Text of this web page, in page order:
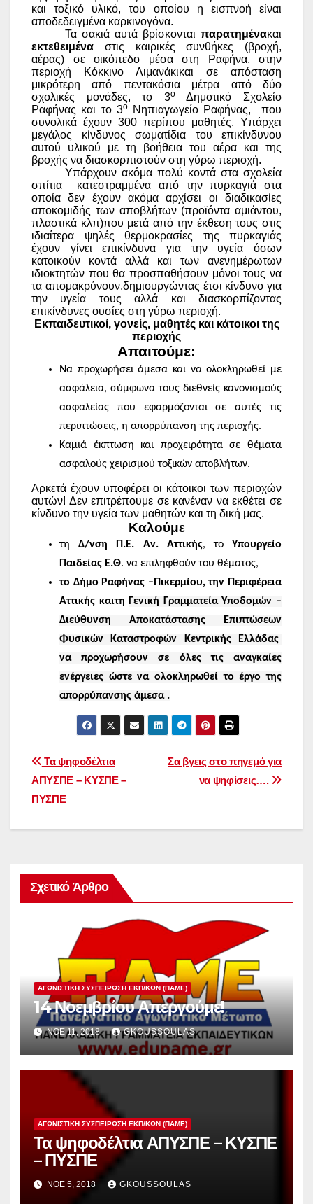
και τοξικό υλικό, του οποίου η εισπνοή είναι
αποδεδειγμένα καρκινογόνα.
Τα σακιά αυτά βρίσκονται παρατημένακαι
εκτεθειμένα στις καιρικές συνθήκες (βροχή,
αέρας) σε οικόπεδο μέσα στη Ραφήνα, στην
περιοχή Κόκκινο Λιμανάκικαι σε απόσταση
μικρότερη από πεντακόσια μέτρα από δύο
σχολικές μονάδες, το 3οΔημοτικό Σχολείο
Ραφήνας και το 3οΝηπιαγωγείο Ραφήνας,
που
συνολικά έχουν 300 περίπου μαθητές. Υπάρχει
μεγάλος κίνδυνος σωματίδια του επικίνδυνου
αυτού υλικού με τη βοήθεια του αέρα και της
βροχής να διασκορπιστούν στη γύρω περιοχή.
Υπάρχουν ακόμα πολύ κοντά στα σχολεία
σπίτια
κατεστραμμένα από την πυρκαγιά στα
οποία δεν έχουν ακόμα αρχίσει οι διαδικασίες
αποκομιδής των αποβλήτων (προϊόντα αμιάντου,
πλαστικά κλπ)που μετά από την έκθεση τους στις
ιδιαίτερα ψηλές θερμοκρασίες της πυρκαγιάς
έχουν γίνει επικίνδυνα για την υγεία όσων
κατοικούν κοντά αλλά και των ανενημέρωτων
ιδιοκτητών που θα προσπαθήσουν μόνοι τους να
τα απομακρύνουν,δημιουργώντας έτσι κίνδυνο για
την υγεία τους αλλά και διασκορπίζοντας
επικίνδυνες ουσίες στη γύρω περιοχή.
Εκπαιδευτικοί, γονείς, μαθητές και κάτοικοι της
περιοχής
Απαιτούμε:
Να προχωρήσει άμεσα και να ολοκληρωθεί με
ασφάλεια, σύμφωνα τους διεθνείς κανονισμούς
ασφαλείας που εφαρμόζονται σε αυτές τις
περιπτώσεις, η απορρύπανση της περιοχής.
Καμιά έκπτωση και προχειρότητα σε θέματα
ασφαλούς χειρισμού τοξικών αποβλήτων.
Αρκετά έχουν υποφέρει οι κάτοικοι των περιοχών
αυτών! Δεν επιτρέπουμε σε κανέναν να εκθέτει σε
κίνδυνο την υγεία των μαθητών και τη δική μας.
Καλούμε
τηΔ/νση Π.Ε. Αν. Αττικής, τοΥπουργείο
Παιδείας Ε.Θ. να επιληφθούν του θέματος,
το Δήμο Ραφήνας –Πικερμίου, τηνΠεριφέρεια
Αττικής καιτηΓενική Γραμματεία Υποδομών –
Διεύθυνση Αποκατάστασης Επιπτώσεων
Φυσικών Καταστροφών Κεντρικής Ελλάδας
να προχωρήσουν σε όλες τις αναγκαίες
ενέργειες ώστε να ολοκληρωθεί το έργο της
απορρύπανσης άμεσα.
Πλοήγηση
άρθρων
Σα βγεις στο πηγεμό για
να ψηφίσεις….
Τα ψηφοδέλτια
ΑΠΥΣΠΕ – ΚΥΣΠΕ –
ΠΥΣΠΕ
Σχετικό Άρθρο
ΑΓΩΝΙΣΤΙΚΉ ΣΥΣΠΕΊΡΩΣΗ ΕΚΠ/ΚΏΝ (ΠΑΜΕ)
14 Νοεμβρίου Απεργούμε!
ΝΟΈ 11, 2018 GKOUSSOULAS
ΑΓΩΝΙΣΤΙΚΉ ΣΥΣΠΕΊΡΩΣΗ ΕΚΠ/ΚΏΝ (ΠΑΜΕ)
Τα ψηφοδέλτια ΑΠΥΣΠΕ – ΚΥΣΠΕ
– ΠΥΣΠΕ
ΝΟΈ 5, 2018 GKOUSSOULAS